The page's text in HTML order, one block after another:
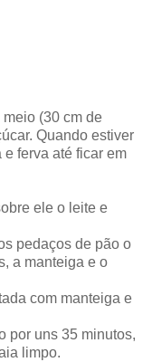
(30 cm de
Quando estiver
ferva até ficar em
ele o leite e
pedaços de pão o
a manteiga e o
com manteiga e
por uns 35 minutos,
limpo.